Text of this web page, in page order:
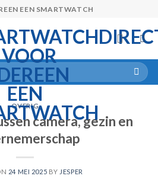
EEN SMARTWATCH
OVERIG
camera, gezin en
24 MEI 2025 BY JESPER